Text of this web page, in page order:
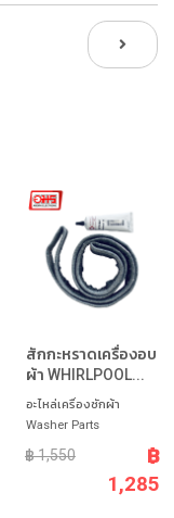
สักกะหราดเครื่องอบ
ผ้า WHIRLPOOL...
อะไหล่เครื่องซักผ้า
Washer Parts
฿ 1,550
฿
1,285